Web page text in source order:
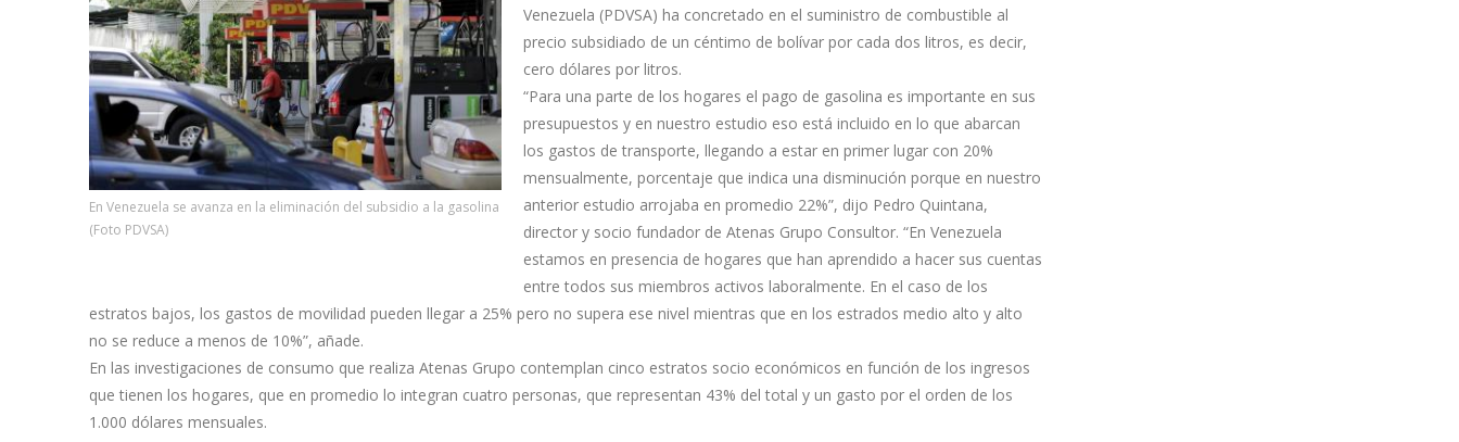
En Venezuela se avanza en la eliminación del subsidio a la gasolina
(Foto PDVSA)
Venezuela (PDVSA) ha concretado en el suministro de combustible al
precio subsidiado de un céntimo de bolívar por cada dos litros, es decir,
cero dólares por litros.
“Para una parte de los hogares el pago de gasolina es importante en sus
presupuestos y en nuestro estudio eso está incluido en lo que abarcan
los gastos de transporte, llegando a estar en primer lugar con 20%
mensualmente, porcentaje que indica una disminución porque en nuestro
anterior estudio arrojaba en promedio 22%”, dijo Pedro Quintana,
director y socio fundador de Atenas Grupo Consultor. “En Venezuela
estamos en presencia de hogares que han aprendido a hacer sus cuentas
entre todos sus miembros activos laboralmente. En el caso de los
estratos bajos, los gastos de movilidad pueden llegar a 25% pero no supera ese nivel mientras que en los estrados medio alto y alto
no se reduce a menos de 10%”, añade.
En las investigaciones de consumo que realiza Atenas Grupo contemplan cinco estratos socio económicos en función de los ingresos
que tienen los hogares, que en promedio lo integran cuatro personas, que representan 43% del total y un gasto por el orden de los
1.000 dólares mensuales.